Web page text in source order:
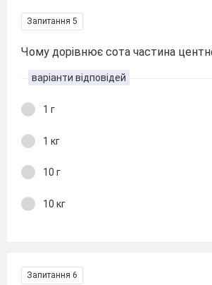
Запитання 5
Чому дорівнює сота частина
варіанти відповідей
1 г
1 кг
10 г
10 кг
Запитання 6